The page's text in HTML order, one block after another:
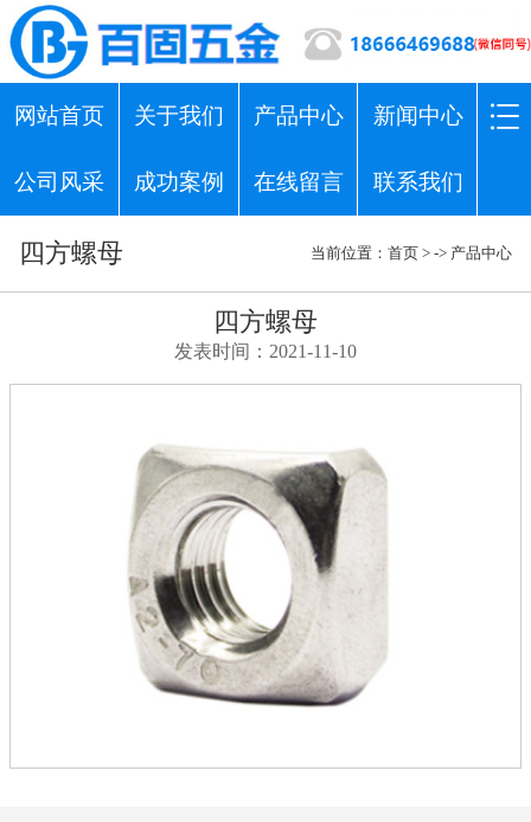
网站首页 关于我们 产品中心 新闻中心
公司风采 成功案例 在线留言 联系我们
四方螺母 当前位置： 首页 > -> 产品中心
四方螺母
发表时间：2021-11-10